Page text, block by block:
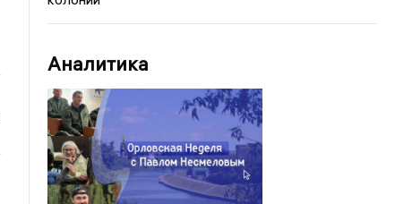
Аналитика